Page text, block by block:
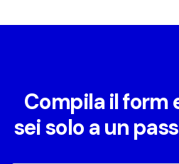
Compila il form
sei solo a un